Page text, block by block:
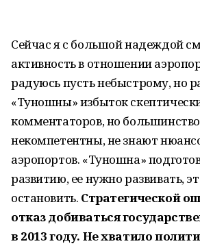
Сейчас я с большой надеждой
активность в отношении
радуюсь пусть небыстрому, но
«Туношны» избыток
комментаторов, но
некомпетентны, не знают
аэропортов. «Туношна»
развитию, ее нужно развивать,
остановить. Стратегической
отказ добиваться
в 2013 году. Не хватило